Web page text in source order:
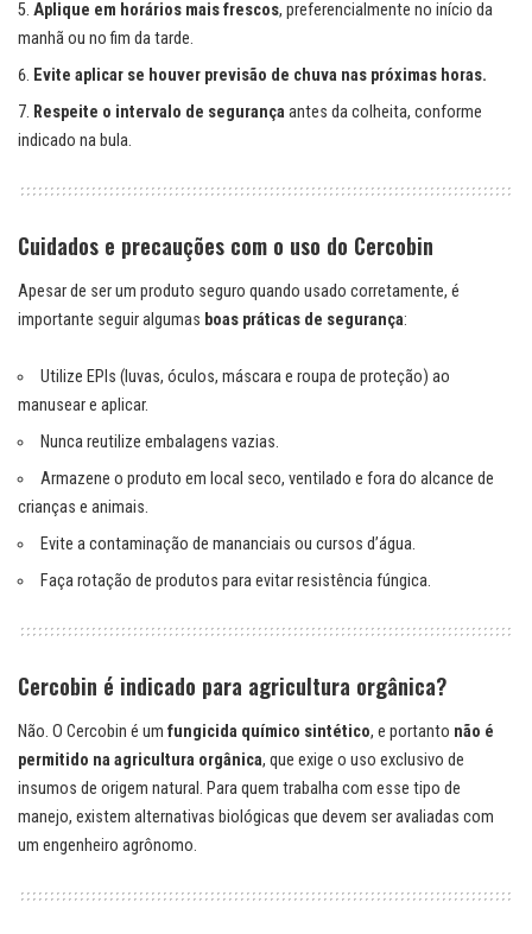
Aplique em horários mais frescos, preferencialmente no início da
manhã ou no fim da tarde.
Evite aplicar se houver previsão de chuva nas próximas horas.
Respeite o intervalo de segurança antes da colheita, conforme
indicado na bula.
Cuidados e precauções com o uso do Cercobin
Apesar de ser um produto seguro quando usado corretamente, é
importante seguir algumas boas práticas de segurança:
Utilize EPIs (luvas, óculos, máscara e roupa de proteção) ao
manusear e aplicar.
Nunca reutilize embalagens vazias.
Armazene o produto em local seco, ventilado e fora do alcance de
crianças e animais.
Evite a contaminação de mananciais ou cursos d’água.
Faça rotação de produtos para evitar resistência fúngica.
Cercobin é indicado para agricultura orgânica?
Não. O Cercobin é um fungicida químico sintético, e portanto não é
permitido na agricultura orgânica, que exige o uso exclusivo de
insumos de origem natural. Para quem trabalha com esse tipo de
manejo, existem alternativas biológicas que devem ser avaliadas com
um engenheiro agrônomo.